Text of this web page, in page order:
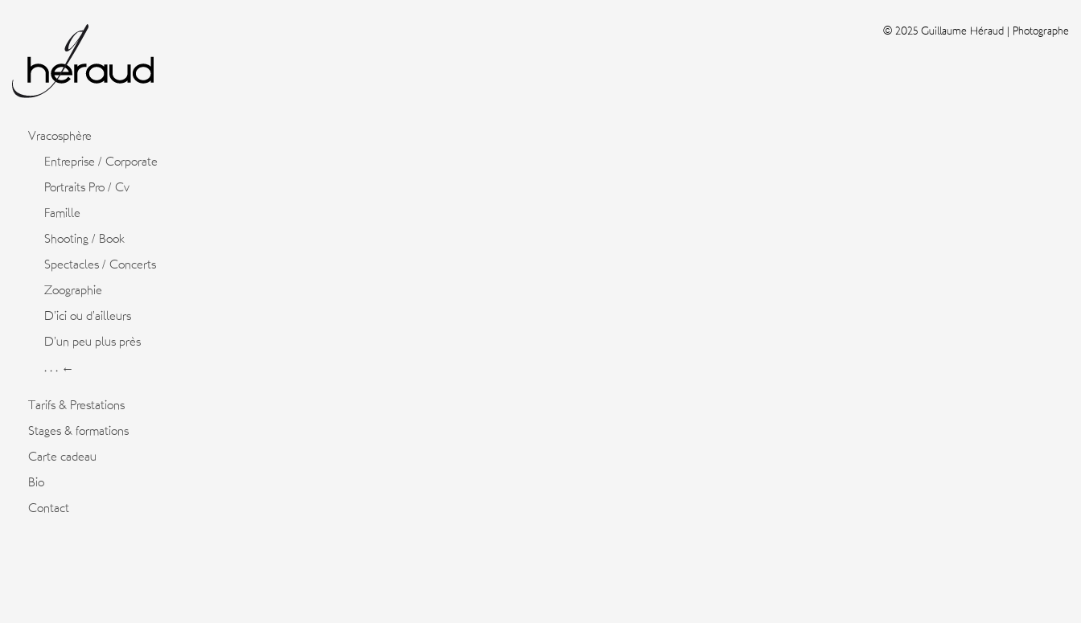
Vracosphère
Entreprise / Corporate
Portraits Pro / Cv
Famille
Shooting / Book
Spectacles / Concerts
Zoographie
D’ici ou d’ailleurs
D’un peu plus près
. . . ←
Tarifs & Prestations
Stages & formations
Carte cadeau
Bio
Contact
© 2025 Guillaume Héraud | Photographe